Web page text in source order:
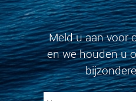
Meld u aan voor
en we houden u